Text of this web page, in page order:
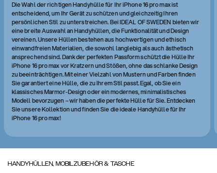
Die Wahl der richtigen Handyhülle für Ihr iPhone 16 pro max ist
entscheidend, um Ihr Gerät zu schützen und gleichzeitig Ihren
persönlichen Stil zu unterstreichen. Bei IDEAL OF SWEDEN bieten wir
eine breite Auswahl an Handyhüllen, die Funktionalität und Design
vereinen. Unsere Hüllen bestehen aus hochwertigen und ethisch
einwandfreien Materialien, die sowohl langlebig als auch ästhetisch
ansprechend sind. Dank der perfekten Passform schützt die Hülle Ihr
iPhone 16 pro max vor Kratzern und Stößen, ohne das schlanke Design
zu beeinträchtigen. Mit einer Vielzahl von Mustern und Farben finden
Sie garantiert eine Hülle, die zu Ihrem Stil passt. Egal, ob Sie ein
klassisches Marmor-Design oder ein modernes, minimalistisches
Modell bevorzugen – wir haben die perfekte Hülle für Sie. Entdecken
Sie unsere Kollektion und finden Sie die ideale Handyhülle für Ihr
iPhone 16 pro max!
HANDYHÜLLEN, MOBILZUBEHÖR & TASCHE